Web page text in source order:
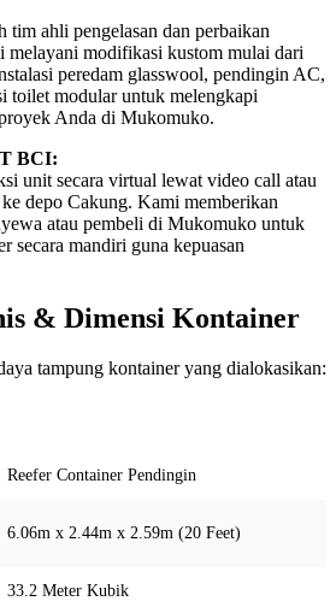
ahli pengelasan dan perbaikan
melayani modifikasi kustom mulai dari
peredam glasswool, pendingin AC,
toilet modular untuk melengkapi
Anda di Mukomuko.
BCI:
unit secara virtual lewat video call atau
depo Cakung. Kami memberikan
atau pembeli di Mukomuko untuk
secara mandiri guna kepuasan
& Dimensi Kontainer
tampung kontainer yang dialokasikan:
Reefer Container Pendingin
6.06m x 2.44m x 2.59m (20 Feet)
33.2 Meter Kubik